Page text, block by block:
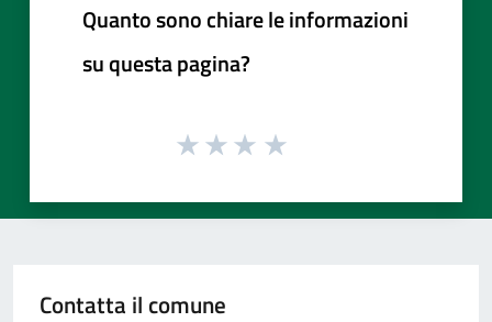
Quanto sono chiare le informazioni
su questa pagina?
Contatta il comune